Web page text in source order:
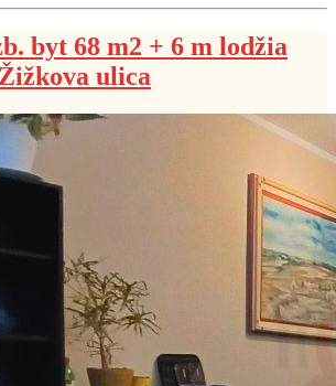
byt 68 m2 + 6 m lodžia
ulica